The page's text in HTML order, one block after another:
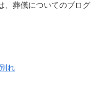
、葬儀についてのブログ
れ